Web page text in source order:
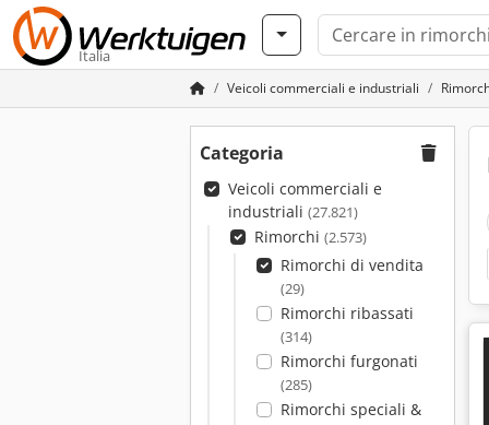
Italia
Veicoli commerciali e industriali
Categoria
Veicoli commerciali e
industriali (27.821)
Rimorchi (2.573)
Rimorchi di vendita
(29)
Rimorchi ribassati
(314)
Rimorchi furgonati
(285)
Rimorchi speciali &